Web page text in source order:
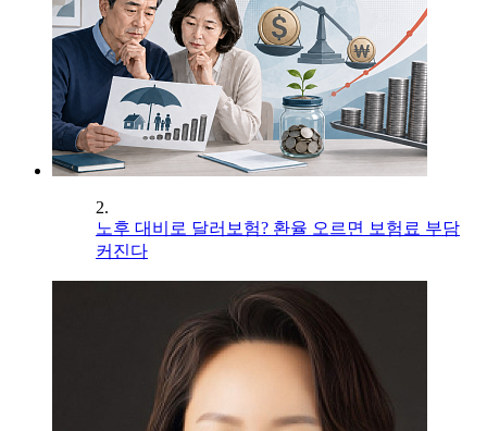
2.
노후 대비로 달러보험? 환율 오르면 보험료 부담
커진다